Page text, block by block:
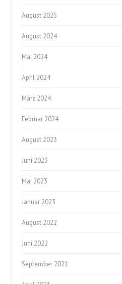
August 2025
August 2024
Mai 2024
April 2024
März 2024
Februar 2024
August 2023
Juni 2023
Mai 2023
Januar 2023
August 2022
Juni 2022
September 2021